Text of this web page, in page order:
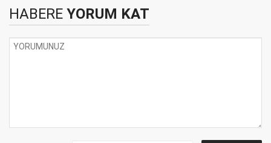
HABERE YORUM KAT